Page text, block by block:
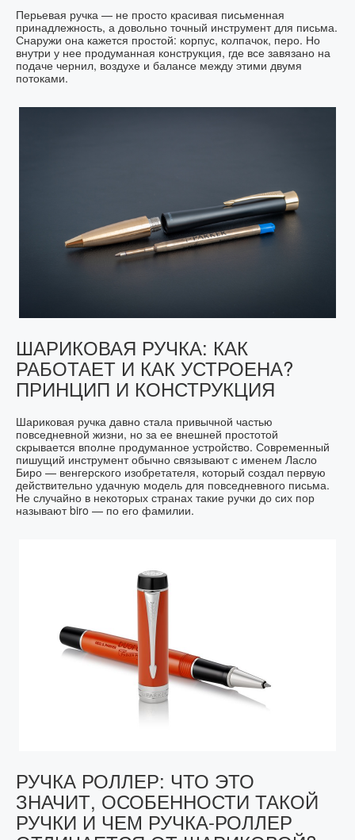
Перьевая ручка — не просто красивая письменная
принадлежность, а довольно точный инструмент для письма.
Снаружи она кажется простой: корпус, колпачок, перо. Но
внутри у нее продуманная конструкция, где все завязано на
подаче чернил, воздухе и балансе между этими двумя
потоками.
ШАРИКОВАЯ РУЧКА: КАК
РАБОТАЕТ И КАК УСТРОЕНА?
ПРИНЦИП И КОНСТРУКЦИЯ
Шариковая ручка давно стала привычной частью
повседневной жизни, но за ее внешней простотой
скрывается вполне продуманное устройство. Современный
пишущий инструмент обычно связывают с именем Ласло
Биро — венгерского изобретателя, который создал первую
действительно удачную модель для повседневного письма.
Не случайно в некоторых странах такие ручки до сих пор
называют biro — по его фамилии.
РУЧКА РОЛЛЕР: ЧТО ЭТО
ЗНАЧИТ, ОСОБЕННОСТИ ТАКОЙ
РУЧКИ И ЧЕМ РУЧКА-РОЛЛЕР